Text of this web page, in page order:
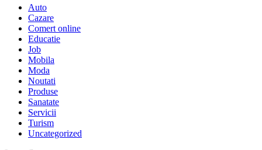
Auto
Cazare
Comert online
Educatie
Job
Mobila
Moda
Noutati
Produse
Sanatate
Servicii
Turism
Uncategorized